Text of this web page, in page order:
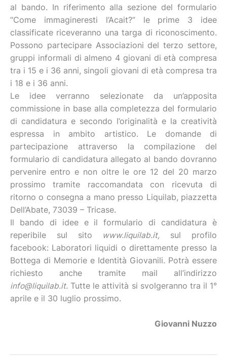
al bando. In riferimento alla sezione del formulario
“Come immagineresti l’Acait?” le prime 3 idee
classificate riceveranno una targa di riconoscimento.
Possono partecipare Associazioni del terzo settore,
gruppi informali di almeno 4 giovani di età compresa
tra i 15 e i 36 anni, singoli giovani di età compresa tra
i 18 e i 36 anni.
Le idee verranno selezionate da un’apposita
commissione in base alla completezza del formulario
di candidatura e secondo l’originalità e la creatività
espressa in ambito artistico. Le domande di
partecipazione attraverso la compilazione del
formulario di candidatura allegato al bando dovranno
pervenire entro e non oltre le ore 12 del 20 marzo
prossimo tramite raccomandata con ricevuta di
ritorno o consegna a mano presso Liquilab, piazzetta
Dell’Abate, 73039 – Tricase.
Il bando di idee e il formulario di candidatura è
reperibile sul sito www.liquilab.it, sul profilo
facebook: Laboratori liquidi o direttamente presso la
Bottega di Memorie e Identità Giovanili. Potrà essere
richiesto anche tramite mail all’indirizzo
info@liquilab.it. Tutte le attività si svolgeranno tra il 1°
aprile e il 30 luglio prossimo.
Giovanni Nuzzo